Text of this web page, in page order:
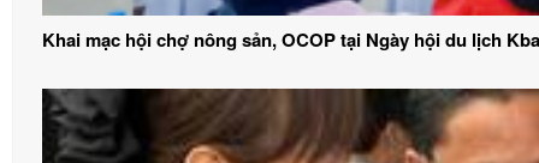
Khai mạc hội chợ nông sản, OCOP tại Ngày hội du lịch